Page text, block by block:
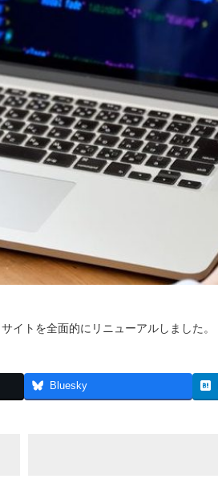
イトを全面的にリニューアルしました。
Bluesky